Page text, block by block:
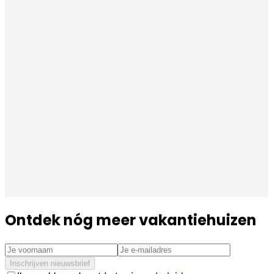
Ontdek nóg meer vakantiehuizen
Inschrijven nieuwsbrief